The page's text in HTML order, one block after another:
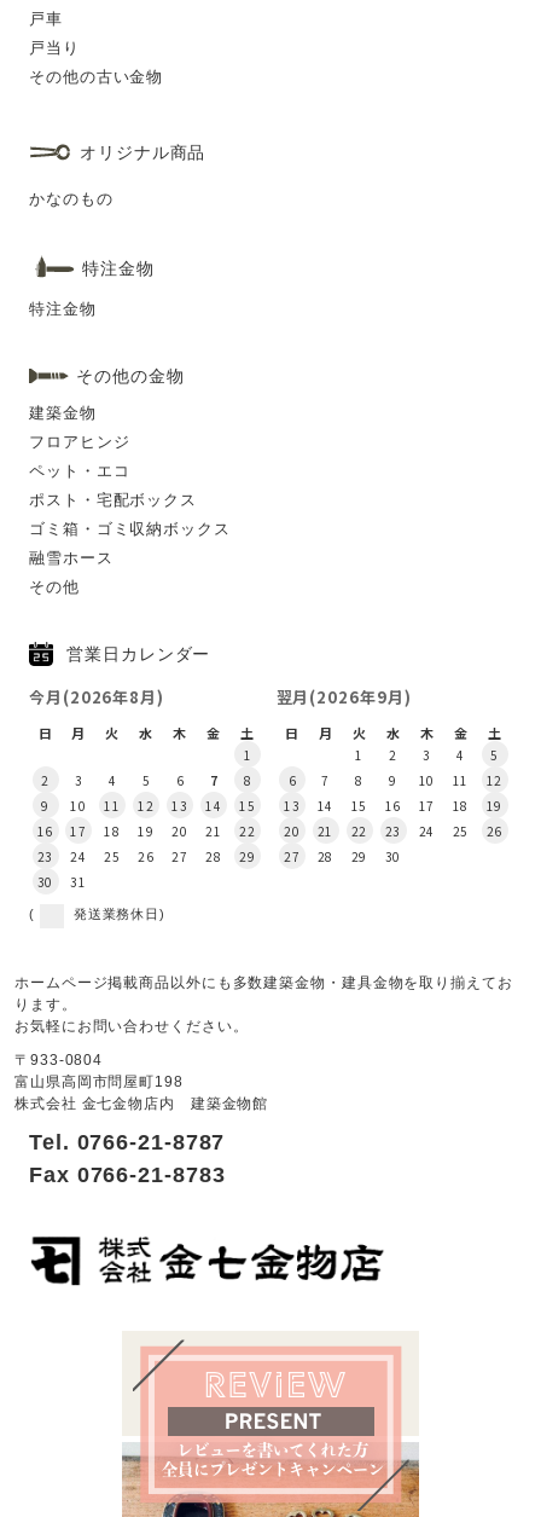
戸車
戸当り
その他の古い金物
オリジナル商品
かなのもの
特注金物
特注金物
その他の金物
建築金物
フロアヒンジ
ペット・エコ
ポスト・宅配ボックス
ゴミ箱・ゴミ収納ボックス
融雪ホース
その他
営業日カレンダー
今月(2026年8月)
日 月 火 水 木 金 土
1
2
3 4 5 6 7
8
9
10 11 12 13 14
15
16
17 18 19 20 21
22
23
24 25 26 27 28
29
30
31
翌月(2026年9月)
日 月 火 水 木 金 土
1 2 3 4
5
6
7 8 9 10 11
12
13
14 15 16 17 18
19
20
21 22 23 24 25
26
27
28 29 30
( 発送業務休日)
ホームページ掲載商品以外にも多数建築金物・建具金物を取り揃えてお
ります。
お気軽にお問い合わせください。
〒933-0804
富山県高岡市問屋町198
株式会社 金七金物店内 建築金物館
Tel. 0766-21-8787
Fax 0766-21-8783